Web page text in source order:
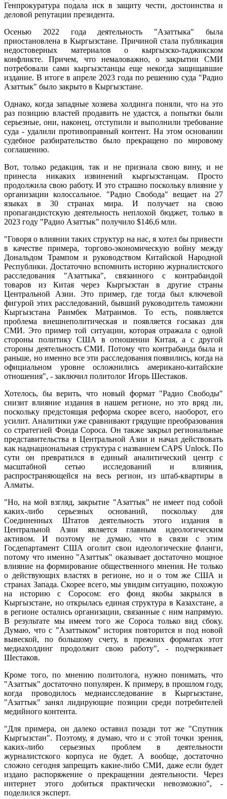
Генпрокуратура подала иск в защиту чести, достоинства и
деловой репутации президента.
Осенью 2022 года деятельность "Азаттыка" была
приостановлена в Кыргызстане. Причиной стала публикация
недостоверных материалов о кыргызско-таджикском
конфликте. Причем, что немаловажно, о закрытии СМИ
потребовали сами кыргызстанцы еще некогда защищавшие
издание. В итоге в апреле 2023 года по решению суда "Радио
Азаттык" было закрыто в Кыргызстане.
Однако, когда западные хозяева холдинга поняли, что на это
раз позицию властей продавить не удастся, а попытки были
серьезные, они, наконец, отступили и выполнили требование
суда - удалили противоправный контент. На этом основании
судебное разбирательство было прекращено по мировому
соглашению.
Вот, только редакция, так и не признала свою вину, и не
принесла никаких извинений кыргызстанцам. Просто
продолжила свою работу. И это страшно поскольку влияние у
организации колоссальное. "Радио Свобода" вещает на 27
языках в 30 странах мира. И получает на свою
пропагандистскую деятельность неплохой бюджет, только в
2023 году "Радио Азаттык" получило $146,6 млн.
"Говоря о влиянии таких структур на нас, я хотел бы привести
в качестве примера, торгово-экономическую войну между
Дональдом Трампом и руководством Китайской Народной
Республики. Достаточно вспомнить историю журналистского
расследования "Азаттыка", связанного с контрабандой
товаров из Китая через Кыргызстан в другие страны
Центральной Азии. Это пример, где тогда был ключевой
фигурой этих расследований, бывший руководитель таможни
Кыргызстана Раимбек Матраимов. То есть, появляется
проблема внешнеполитическая и появляется госзаказ для
СМИ. Это пример той ситуации, которая отражала с одной
стороны политику США в отношении Китая, а с другой
стороны деятельность СМИ. Потому что контрабанда была и
раньше, но именно все эти расследования появились, когда на
официальном уровне осложнились американо-китайские
отношения", - заключил политолог Игорь Шестаков.
Хотелось, бы верить, что новый формат "Радио Свободы"
снизит влияние издания в нашем регионе, но это вряд ли,
поскольку предстоящая реформа скорее всего, наоборот, его
усилит. Аналитики уже сравнивают грядущие преобразования
со стратегией Фонда Сороса. Он также закрыл региональные
представительства в Центральной Азии и начал действовать
как наднациональная структура с названием CAPS Unlock. По
сути он превратился в единый аналитический центр с
масштабной сетью исследований и влияния,
распространяющейся на весь регион, из штаб-квартиры в
Алматы.
"Но, на мой взгляд, закрытие "Азаттык" не имеет под собой
каких-либо серьезных оснований, поскольку для
Соединенных Штатов деятельность этого издания в
Центральной Азии является главным идеологическим
активом. И поэтому не думаю, что в связи с этим
Госдепартамент США оголит свои идеологические фланги,
потому что именно "Азаттык" оказывает достаточно мощное
влияние на формирование общественного мнения. Не только
о действующих властях в регионе, но и о том же США и
странах Запада. Скорее всего, мы увидим ситуацию, похожую
на историю с Соросом: его фонд якобы закрылся в
Кыргызстане, но открылась единая структура в Казахстане, а
в регионе остались организации, связанные с ним напрямую.
В результате мы имеем того же Сороса только вид сбоку.
Думаю, что с "Азаттыком" история повторится и под новой
вывеской, по большому счету, в прежних форматах этот
медиахолдинг продолжит свою работу", - подчеркивает
Шестаков.
Кроме того, по мнению политолога, нужно понимать, что
"Азаттык" достаточно популярен. К примеру, в прошлом году,
когда проводилось медиаисследование в Кыргызстане,
"Азаттык" занял лидирующие позиции среди потребителей
медийного контента.
"Для примера, он далеко оставил позади тот же "Спутник
Кыргызстан". Поэтому, я думаю, что и с этой точки зрения,
каких-либо серьезных проблем в деятельности
журналистского корпуса не будет. А вообще, достаточно
сложно сегодня запрещать какие-либо СМИ, даже если будет
издано распоряжение о прекращении деятельности. Через
интернет этого добиться практически невозможно", -
поделился эксперт.